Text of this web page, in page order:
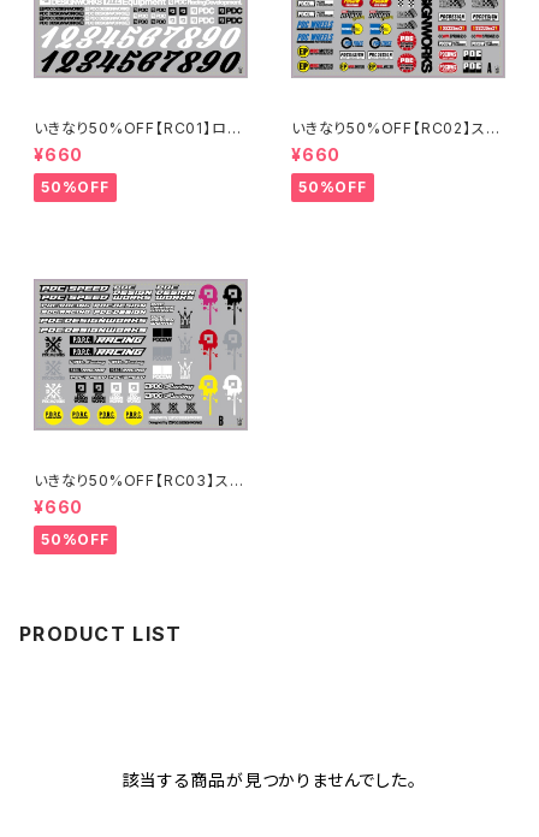
いきなり50%OFF【RC01】ロゴ
ステッカー2024
¥660
50%OFF
いきなり50%OFF【RC02】スポ
ンサーステッカーA 2024
¥660
50%OFF
いきなり50%OFF【RC03】スポ
ンサーステッカーB 2024
¥660
50%OFF
PRODUCT LIST
該当する商品が見つかりませんでした。